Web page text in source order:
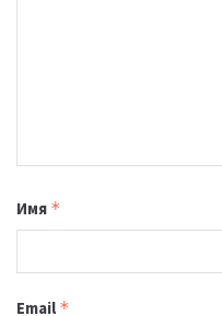
Имя *
Email *